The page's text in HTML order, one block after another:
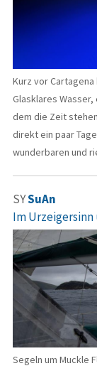
Kurz vor
Glasklares
dem die Zeit
direkt ein paar
wunderbaren und
SYSuAn
Im
Segeln um Muckle